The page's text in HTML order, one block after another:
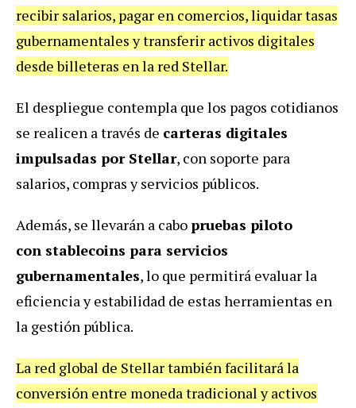
recibir salarios, pagar en comercios, liquidar tasas
gubernamentales y transferir activos digitales
desde billeteras en la red Stellar.
El despliegue contempla que los pagos cotidianos
se realicen a través de carteras digitales
impulsadas por Stellar, con soporte para
salarios, compras y servicios públicos.
Además, se llevarán a cabopruebas piloto
con stablecoins para servicios
gubernamentales, lo que permitirá evaluar la
eficiencia y estabilidad de estas herramientas en
la gestión pública.
La red global de Stellar también facilitará la
conversión entre moneda tradicional y activos